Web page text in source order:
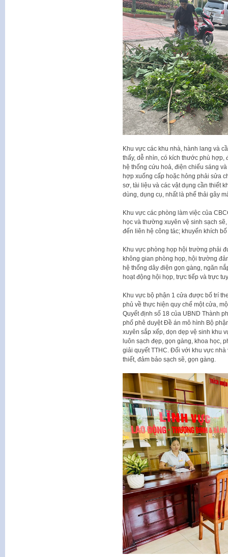
Khu vực các khu nhà, hành lang và
thấy, dễ nhìn, có kích thước phù hợp,
hệ thống cứu hoả, điện chiếu sáng
hợp xuống cấp hoặc hỏng phải sửa
sơ, tài liệu và các vật dụng cần thiết
dùng, dụng cụ, nhất là phế thải gây
Khu vực các phòng làm việc của
học và thường xuyên vệ sinh sạch
đến liên hệ công tác; khuyến khích
Khu vực phòng họp hội trường phải
không gian phòng họp, hội trường
hệ thống dây điện gọn gàng, ngăn
hoạt động hội họp, trực tiếp và trực
Khu vực bộ phận 1 cửa được bố trí
phủ về thực hiện quy chế một cửa,
Quyết định số 18 của UBND Thành
phố phê duyệt Đề án mô hình Bộ
xuyên sắp xếp, dọn dẹp vệ sinh khu
luôn sạch đẹp, gọn gàng, khoa học,
giải quyết TTHC. Đối với khu vực
thiết, đảm bảo sạch sẽ, gọn gàng.